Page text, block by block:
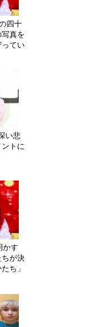
四十
真を
ってい
い悲
トに
かす
ちが決
ち」